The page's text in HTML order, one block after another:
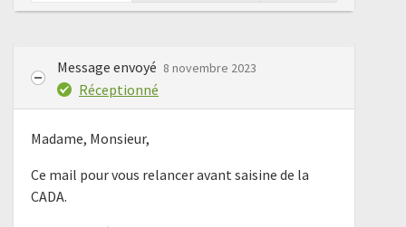
Message envoyé 8 novembre 2023
Réceptionné
Madame, Monsieur,
Ce mail pour vous relancer avant saisine de la
CADA.